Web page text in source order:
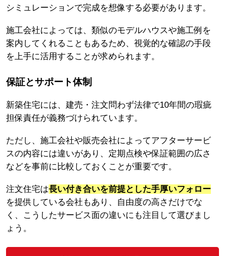
シミュレーションで完成を想像する必要があります。
施工会社によっては、類似のモデルハウスや施工例を
案内してくれることもあるため、視覚的な確認の手段
を上手に活用することが求められます。
保証とサポート体制
新築住宅には、建売・注文問わず法律で10年間の瑕疵
担保責任が義務づけられています。
ただし、施工会社や販売会社によってアフターサービ
スの内容には違いがあり、定期点検や保証範囲の広さ
などを事前に比較しておくことが重要です。
注文住宅は長い付き合いを前提とした手厚いフォロー
を提供している会社もあり、自由度の高さだけでな
く、こうしたサービス面の違いにも注目して選びまし
ょう。